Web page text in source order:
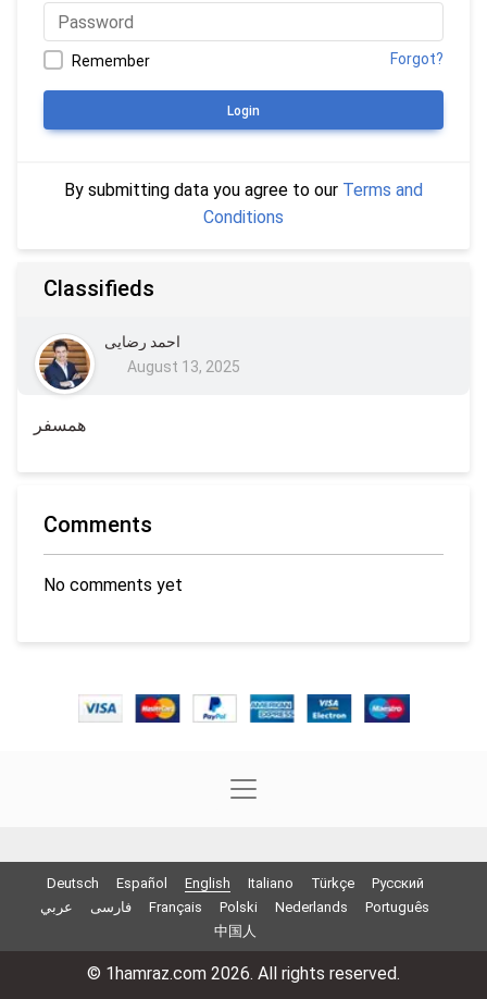
Remember Forgot?
Login
By submitting data you agree to our Terms and
Conditions
Classifieds
احمد رضایی
August 13, 2025
همسفر
Comments
No comments yet
Deutsch Español English Italiano Türkçe
Русский
عربي
فارسی Français Polski Nederlands
Português
中国人
© 1hamraz.com 2026. All rights reserved.